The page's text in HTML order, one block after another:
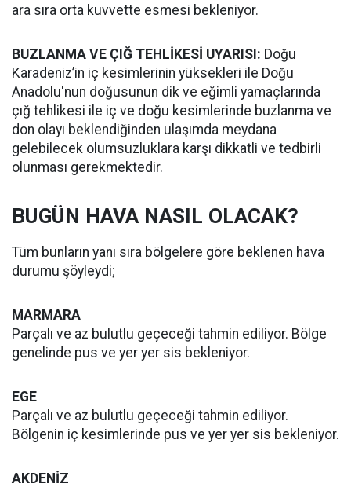
ara sıra orta kuvvette esmesi bekleniyor.
BUZLANMA VE ÇIĞ TEHLİKESİ UYARISI: Doğu
Karadeniz’in iç kesimlerinin yüksekleri ile Doğu
Anadolu'nun doğusunun dik ve eğimli yamaçlarında
çığ tehlikesi ile iç ve doğu kesimlerinde buzlanma ve
don olayı beklendiğinden ulaşımda meydana
gelebilecek olumsuzluklara karşı dikkatli ve tedbirli
olunması gerekmektedir.
BUGÜN HAVA NASIL OLACAK?
Tüm bunların yanı sıra bölgelere göre beklenen hava
durumu şöyleydi;
MARMARA
Parçalı ve az bulutlu geçeceği tahmin ediliyor. Bölge
genelinde pus ve yer yer sis bekleniyor.
EGE
Parçalı ve az bulutlu geçeceği tahmin ediliyor.
Bölgenin iç kesimlerinde pus ve yer yer sis bekleniyor.
AKDENİZ